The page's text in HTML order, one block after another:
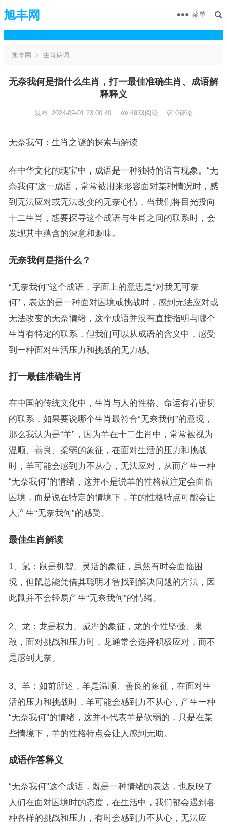
旭丰网 菜单
旭丰网 生肖诗词
无奈我何是指什么生肖，打一最佳准确生肖、成语解
释释义
发布: 2024-09-01 23:00:40 4933阅读 0评论
无奈我何：生肖之谜的探索与解读
在中华文化的瑰宝中，成语是一种独特的语言现象。“无
奈我何”这一成语，常常被用来形容面对某种情况时，感
到无法应对或无法改变的无奈心情，当我们将目光投向
十二生肖，想要探寻这个成语与生肖之间的联系时，会
发现其中蕴含的深意和趣味。
无奈我何是指什么？
“无奈我何”这个成语，字面上的意思是“对我无可奈
何”，表达的是一种面对困境或挑战时，感到无法应对或
无法改变的无奈情绪，这个成语并没有直接指明与哪个
生肖有特定的联系，但我们可以从成语的含义中，感受
到一种面对生活压力和挑战的无力感。
打一最佳准确生肖
在中国的传统文化中，生肖与人的性格、命运有着密切
的联系，如果要说哪个生肖最符合“无奈我何”的意境，
那么我认为是“羊”，因为羊在十二生肖中，常常被视为
温顺、善良、柔弱的象征，在面对生活的压力和挑战
时，羊可能会感到力不从心，无法应对，从而产生一种
“无奈我何”的情绪，这并不是说羊的性格就注定会面临
困境，而是说在特定的情境下，羊的性格特点可能会让
人产生“无奈我何”的感受。
最佳生肖解读
1、鼠：鼠是机智、灵活的象征，虽然有时会面临困
境，但鼠总能凭借其聪明才智找到解决问题的方法，因
此鼠并不会轻易产生“无奈我何”的情绪。
2、龙：龙是权力、威严的象征，龙的个性坚强、果
敢，面对挑战和压力时，龙通常会选择积极应对，而不
是感到无奈。
3、羊：如前所述，羊是温顺、善良的象征，在面对生
活的压力和挑战时，羊可能会感到力不从心，产生一种
“无奈我何”的情绪，这并不代表羊是软弱的，只是在某
些情境下，羊的性格特点会让人感到无助。
成语作答释义
“无奈我何”这个成语，既是一种情绪的表达，也反映了
人们在面对困境时的态度，在生活中，我们都会遇到各
种各样的挑战和压力，有时会感到力不从心，无法应